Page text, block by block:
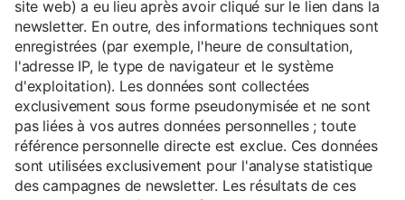
site web) a eu lieu après avoir cliqué sur le lien dans la
newsletter. En outre, des informations techniques sont
enregistrées (par exemple, l'heure de consultation,
l'adresse IP, le type de navigateur et le système
d'exploitation). Les données sont collectées
exclusivement sous forme pseudonymisée et ne sont
pas liées à vos autres données personnelles ; toute
référence personnelle directe est exclue. Ces données
sont utilisées exclusivement pour l'analyse statistique
des campagnes de newsletter. Les résultats de ces